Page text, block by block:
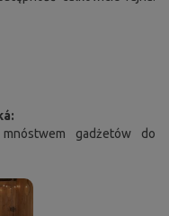
gadżetów do